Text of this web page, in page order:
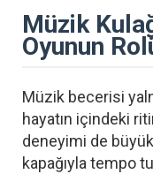
Müzik
Oyunun
Müzik becerisi
hayatın içindeki
deneyimi de
kapağıyla tempo